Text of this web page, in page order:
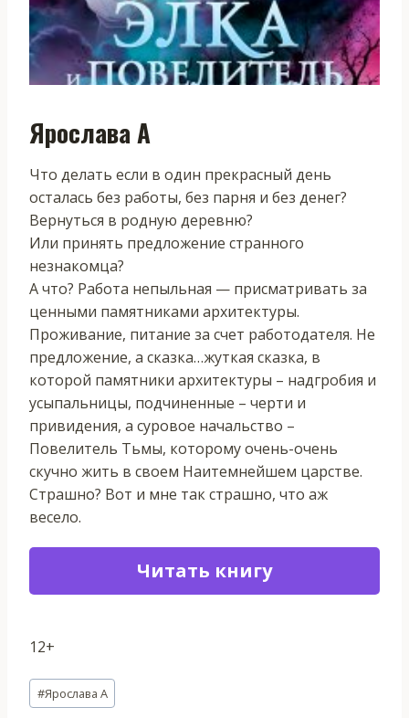
Ярослава А
Что делать если в один прекрасный день
осталась без работы, без парня и без денег?
Вернуться в родную деревню?
Или принять предложение странного
незнакомца?
А что? Работа непыльная — присматривать за
ценными памятниками архитектуры.
Проживание, питание за счет работодателя. Не
предложение, а сказка…жуткая сказка, в
которой памятники архитектуры – надгробия и
усыпальницы, подчиненные – черти и
привидения, а суровое начальство –
Повелитель Тьмы, которому очень-очень
скучно жить в своем Наитемнейшем царстве.
Страшно? Вот и мне так страшно, что аж
весело.
Читать книгу
12+
Метки
записи:
#Ярослава А